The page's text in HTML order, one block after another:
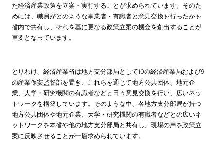
た経済産業政策を立案・実行することが求められています。そのた
めには、職員がどのような事業者・有識者と意見交換を行ったかを
省内で共有し、それを基に更なる政策立案の機会を創出することが
重要となっています。
とりわけ、経済産業省は地方支分部局として10の経済産業局および9
の産業保安監督部を置き、これらを通じて地方公共団体、地元企
業、大学・研究機関の有識者などと日々意見交換を行い、広いネッ
トワークを構築しています。そのような中、各地方支分部局が持つ
地方公共団体や地元企業、大学・研究機関の有識者などとの広いネ
ットワークを本省や他の地方支分部局と共有し、現場の声を政策立
案に反映させることが一層求められています。